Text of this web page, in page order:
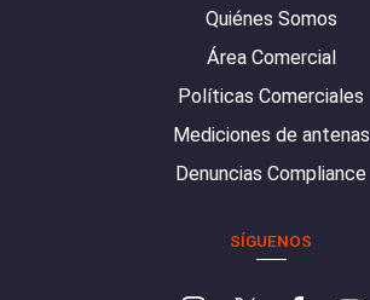
Quiénes Somos
Área Comercial
Políticas Comerciales
Mediciones de antenas
Denuncias Compliance
SÍGUENOS